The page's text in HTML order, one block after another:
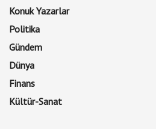
Konuk Yazarlar
Politika
Gündem
Dünya
Finans
Kültür-Sanat